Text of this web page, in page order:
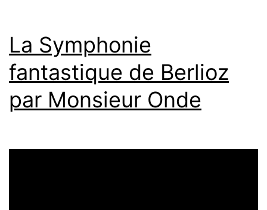
La Symphonie
fantastique de Berlioz
par Monsieur Onde